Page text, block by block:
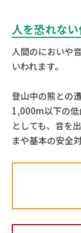
人を恐れな
人間のにおいや
いわれます。
登山中の熊との
1,000m以下の低
としても、音を
まや基本の安全